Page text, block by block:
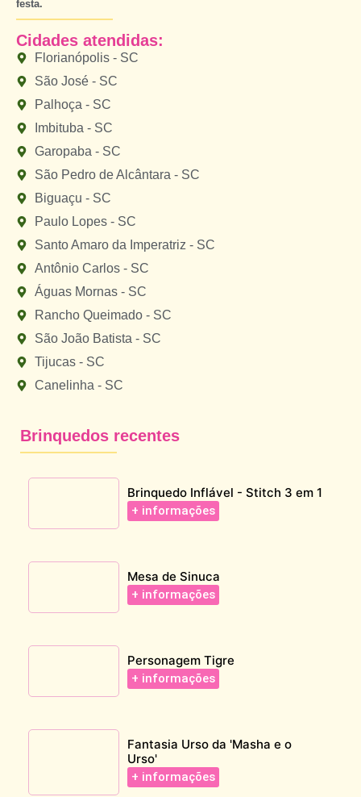
festa.
Cidades atendidas:
Florianópolis - SC
São José - SC
Palhoça - SC
Imbituba - SC
Garopaba - SC
São Pedro de Alcântara - SC
Biguaçu - SC
Paulo Lopes - SC
Santo Amaro da Imperatriz - SC
Antônio Carlos - SC
Águas Mornas - SC
Rancho Queimado - SC
São João Batista - SC
Tijucas - SC
Canelinha - SC
Brinquedos recentes
Brinquedo Inflável - Stitch 3 em 1
+ informações
Mesa de Sinuca
+ informações
Personagem Tigre
+ informações
Fantasia Urso da 'Masha e o
Urso'
+ informações